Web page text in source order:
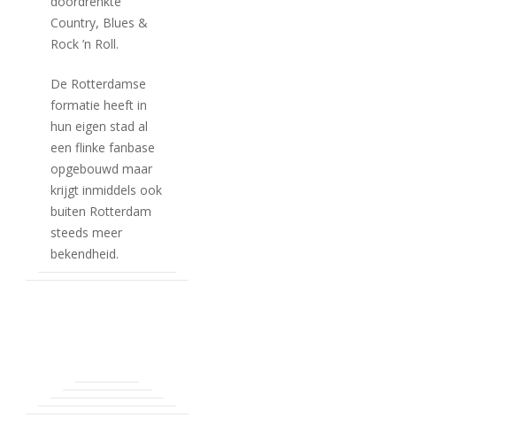
Country, Blues &
Rock ’n Roll.
De Rotterdamse
formatie heeft in
hun eigen stad al
een flinke fanbase
opgebouwd maar
krijgt inmiddels ook
buiten Rotterdam
steeds meer
bekendheid.